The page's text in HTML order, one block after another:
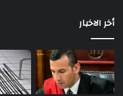
أخر الاخبار